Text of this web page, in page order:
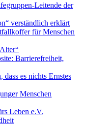
Leitende der
verständlich erklärt
für Menschen
Barrierefreiheit,
dass es nichts Ernstes
Menschen
Leben e.V.